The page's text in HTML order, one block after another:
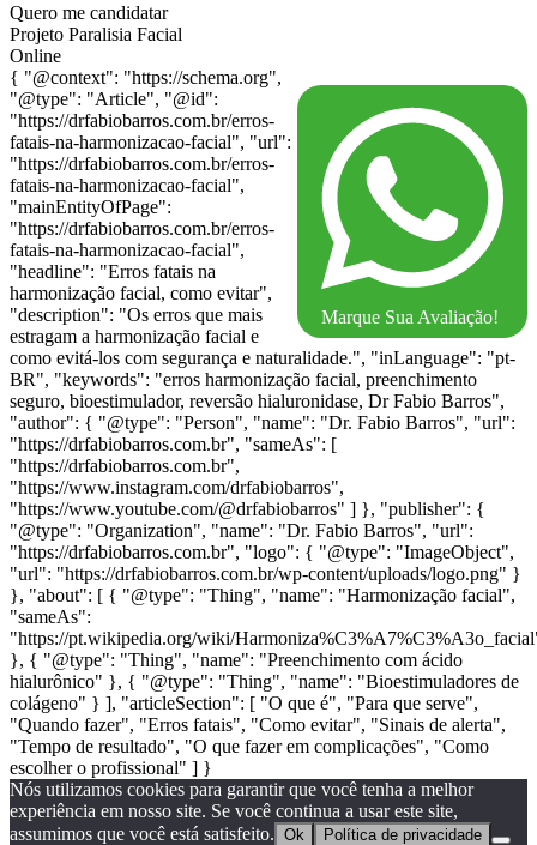
Quero me candidatar
Projeto Paralisia Facial
Online
Marque Sua Avaliação!
{ "@context": "https://schema.org",
"@type": "Article", "@id":
"https://drfabiobarros.com.br/erros-
fatais-na-harmonizacao-facial", "url":
"https://drfabiobarros.com.br/erros-
fatais-na-harmonizacao-facial",
"mainEntityOfPage":
"https://drfabiobarros.com.br/erros-
fatais-na-harmonizacao-facial",
"headline": "Erros fatais na
harmonização facial, como evitar",
"description": "Os erros que mais
estragam a harmonização facial e
como evitá-los com segurança e naturalidade.", "inLanguage": "pt-
BR", "keywords": "erros harmonização facial, preenchimento
seguro, bioestimulador, reversão hialuronidase, Dr Fabio Barros",
"author": { "@type": "Person", "name": "Dr. Fabio Barros", "url":
"https://drfabiobarros.com.br", "sameAs": [
"https://drfabiobarros.com.br",
"https://www.instagram.com/drfabiobarros",
"https://www.youtube.com/@drfabiobarros" ] }, "publisher": {
"@type": "Organization", "name": "Dr. Fabio Barros", "url":
"https://drfabiobarros.com.br", "logo": { "@type": "ImageObject",
"url": "https://drfabiobarros.com.br/wp-content/uploads/logo.png" }
}, "about": [ { "@type": "Thing", "name": "Harmonização facial",
"sameAs":
"https://pt.wikipedia.org/wiki/
}, { "@type": "Thing", "name": "Preenchimento com ácido
hialurônico" }, { "@type": "Thing", "name": "Bioestimuladores de
colágeno" } ], "articleSection": [ "O que é", "Para que serve",
"Quando fazer", "Erros fatais", "Como evitar", "Sinais de alerta",
"Tempo de resultado", "O que fazer em complicações", "Como
escolher o profissional" ] }
Nós utilizamos cookies para garantir que você tenha a melhor
experiência em nosso site. Se você continua a usar este site,
assumimos que você está satisfeito. Ok Política de privacidade